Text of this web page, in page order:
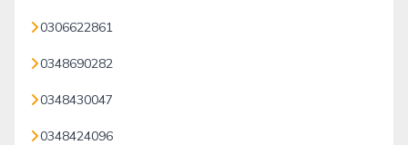
0306622861
0348690282
0348430047
0348424096